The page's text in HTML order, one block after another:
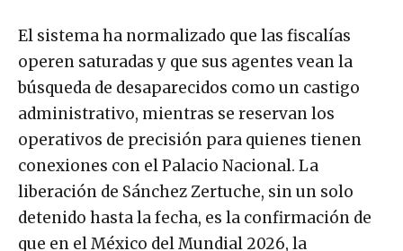
El sistema ha normalizado que las fiscalías
operen saturadas y que sus agentes vean la
búsqueda de desaparecidos como un castigo
administrativo, mientras se reservan los
operativos de precisión para quienes tienen
conexiones con el Palacio Nacional. La
liberación de Sánchez Zertuche, sin un solo
detenido hasta la fecha, es la confirmación de
que en el México del Mundial 2026, la